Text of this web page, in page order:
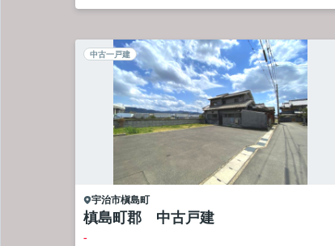
中古一戸建
宇治市槇島町
槙島町郡 中古戸建
-